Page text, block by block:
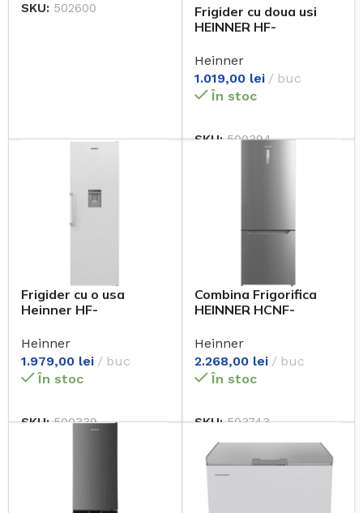
SKU: 502600
Frigider cu doua usi
HEINNER HF-
Heinner
1.019,00 lei
buc
În stoc
SKU:500394
Frigider cu o usa
Heinner HF-
Heinner
1.979,00 lei
buc
În stoc
SKU:500339
Combina Frigorifica
HEINNER HCNF-
Heinner
2.268,00 lei
buc
În stoc
SKU:503743